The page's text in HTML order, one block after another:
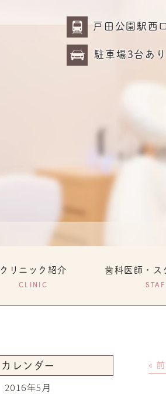
戸田公園駅西
駐車場3台あ
クリニック紹介
CLINIC
歯科医師・ス
«
カレンダー
2016年5月